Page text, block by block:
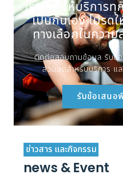
เรายินดีให้บริการ
เป็นกันเอง โปรด
ทางเลือกในควา
ติดต่อสอบถามข้อมูล รับข้
ส่วนลดสำหรับบริการ แ
รับข้อเสนอ
ข่าวสาร และกิจกรรม
news & Event